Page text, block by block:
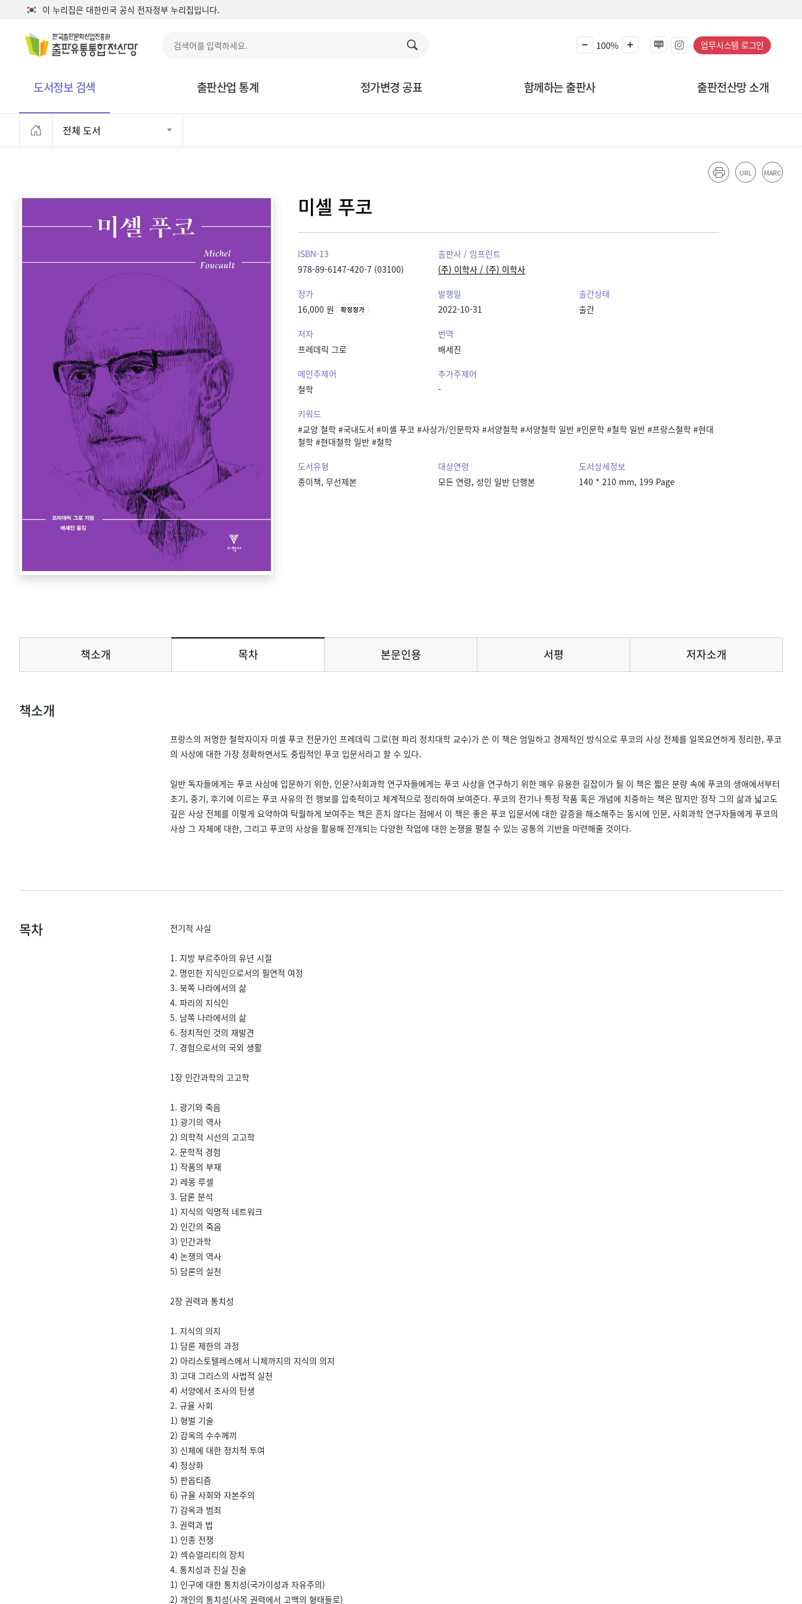
본문으로 바로가기이 누리집은 대한민국 공식 전자정부 누리집입니다.
100% 업무시스템 로그인
도서정보 검색 출판산업 통계 정가변경 공표 함께하는 출판사 출판전산망 소개
홈 전체 도서
미셸 푸코
ISBN-13
978-89-6147-420-7 (03100)
출판사 / 임프린트
(주) 이학사 / (주) 이학사
정가
16,000 원
확정정가
발행일
2022-10-31
출간상태
출간
저자
프레데릭 그로
번역
배세진
메인주제어
철학
추가주제어
-
키워드
#교양 철학 #국내도서 #미셸 푸코 #사상가/인문학자 #서양철학 #서양철학 일반 #인문학 #철학 일반 #프랑스철학 #현대
철학 #현대철학 일반 #철학
도서유형
종이책, 무선제본
대상연령
모든 연령, 성인 일반 단행본
도서상세정보
140 * 210 mm, 199 Page
URL MARC
책소개 목차메뉴 선택됨 본문인용 서평 저자소개
책소개
프랑스의 저명한 철학자이자 미셸 푸코 전문가인 프레데릭 그로(현 파리 정치대학 교수)가 쓴 이 책은 엄밀하고 경제적인 방식으로 푸코의 사상 전체를 일목요연하게 정리한, 푸코
의 사상에 대한 가장 정확하면서도 중립적인 푸코 입문서라고 할 수 있다.
일반 독자들에게는 푸코 사상에 입문하기 위한, 인문?사회과학 연구자들에게는 푸코 사상을 연구하기 위한 매우 유용한 길잡이가 될 이 책은 짧은 분량 속에 푸코의 생애에서부터
초기, 중기, 후기에 이르는 푸코 사유의 전 행보를 압축적이고 체계적으로 정리하여 보여준다. 푸코의 전기나 특정 작품 혹은 개념에 치중하는 책은 많지만 정작 그의 삶과 넓고도
깊은 사상 전체를 이렇게 요약하여 탁월하게 보여주는 책은 흔치 않다는 점에서 이 책은 좋은 푸코 입문서에 대한 갈증을 해소해주는 동시에 인문, 사회과학 연구자들에게 푸코의
사상 그 자체에 대한, 그리고 푸코의 사상을 활용해 전개되는 다양한 작업에 대한 논쟁을 펼칠 수 있는 공통의 기반을 마련해줄 것이다.
목차 전기적 사실
1. 지방 부르주아의 유년 시절
2. 명민한 지식인으로서의 필연적 여정
3. 북쪽 나라에서의 삶
4. 파리의 지식인
5. 남쪽 나라에서의 삶
6. 정치적인 것의 재발견
7. 경험으로서의 국외 생활
1장 인간과학의 고고학
1. 광기와 죽음
1) 광기의 역사
2) 의학적 시선의 고고학
2. 문학적 경험
1) 작품의 부재
2) 레몽 루셀
3. 담론 분석
1) 지식의 익명적 네트워크
2) 인간의 죽음
3) 인간과학
4) 논쟁의 역사
5) 담론의 실천
2장 권력과 통치성
1. 지식의 의지
1) 담론 제한의 과정
2) 아리스토텔레스에서 니체까지의 지식의 의지
3) 고대 그리스의 사법적 실천
4) 서양에서 조사의 탄생
2. 규율 사회
1) 형벌 기술
2) 감옥의 수수께끼
3) 신체에 대한 정치적 투여
4) 정상화
5) 판옵티즘
6) 규율 사회와 자본주의
7) 감옥과 범죄
3. 권력과 법
1) 인종 전쟁
2) 섹슈얼리티의 장치
4. 통치성과 진실 진술
1) 인구에 대한 통치성(국가이성과 자유주의)
2) 개인의 통치성(사목 권력에서 고백의 형태들로)